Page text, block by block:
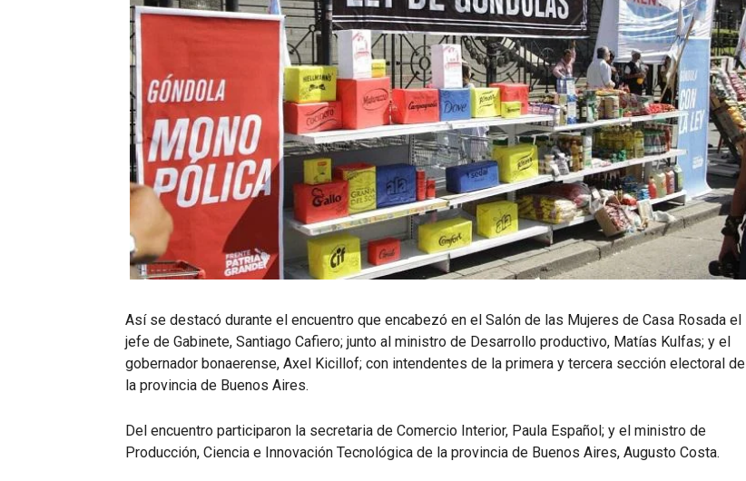
Así se destacó durante el encuentro que encabezó en el Salón de las Mujeres de Casa Rosada el
jefe de Gabinete, Santiago Cafiero; junto al ministro de Desarrollo productivo, Matías Kulfas; y el
gobernador bonaerense, Axel Kicillof; con intendentes de la primera y tercera sección electoral de
la provincia de Buenos Aires.
Del encuentro participaron la secretaria de Comercio Interior, Paula Español; y el ministro de
Producción, Ciencia e Innovación Tecnológica de la provincia de Buenos Aires, Augusto Costa.